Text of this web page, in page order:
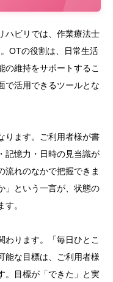
ハビリでは、作業療法士
OTの役割は、日常生活
の維持をサポートするこ
で活用できるツールとな
ります。ご利用者様が書
記憶力・日時の見当識が
流れのなかで把握できま
」という一言が、状態の
。
わります。「毎日ひとこ
能な目標は、ご利用者様
。目標が「できた」と実